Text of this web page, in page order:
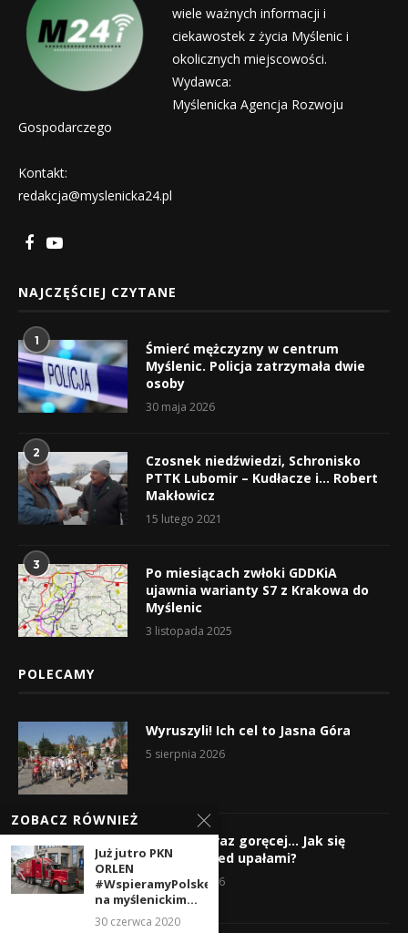
wiele ważnych informacji i
ciekawostek z życia Myślenic i
okolicznych miejscowości.
Wydawca:
Myślenicka Agencja Rozwoju
Gospodarczego
Kontakt:
redakcja@myslenicka24.pl
NAJCZĘŚCIEJ CZYTANE
1
Śmierć mężczyzny w centrum
Myślenic. Policja zatrzymała dwie
osoby
30 maja 2026
2
Czosnek niedźwiedzi, Schronisko
PTTK Lubomir – Kudłacze i… Robert
Makłowicz
15 lutego 2021
3
Po miesiącach zwłoki GDDKiA
ujawnia warianty S7 z Krakowa do
Myślenic
3 listopada 2025
POLECAMY
Wyruszyli! Ich cel to Jasna Góra
5 sierpnia 2026
Gorąco, coraz goręcej… Jak się
chronić przed upałami?
4 sierpnia 2026
ZOBACZ RÓWNIEŻ
Już jutro PKN
ORLEN
#WspieramyPolskę
na myślenickim...
30 czerwca 2020